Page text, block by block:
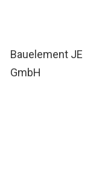
Bauelement JE
GmbH